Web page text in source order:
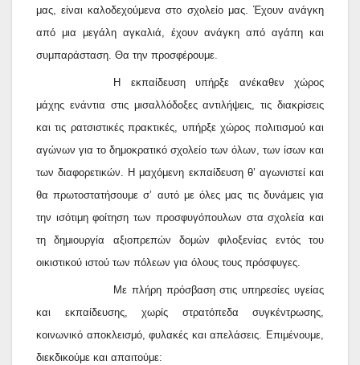
μας, είναι καλοδεχούμενα στο σχολείο μας. Έχουν ανάγκη
από μια μεγάλη αγκαλιά, έχουν ανάγκη από αγάπη και
συμπαράσταση. Θα την προσφέρουμε.
Η εκπαίδευση υπήρξε ανέκαθεν χώρος
μάχης ενάντια στις μισαλλόδοξες αντιλήψεις, τις διακρίσεις
και τις ρατσιστικές πρακτικές, υπήρξε χώρος πολιτισμού και
αγώνων για το δημοκρατικό σχολείο των όλων, των ίσων και
των διαφορετικών. Η μαχόμενη εκπαίδευση θ’ αγωνιστεί και
θα πρωτοστατήσουμε σ’ αυτό με όλες μας τις δυνάμεις για
την ισότιμη φοίτηση των προσφυγόπουλων στα σχολεία και
τη δημιουργία αξιοπρεπών δομών φιλοξενίας εντός του
οικιστικού ιστού των πόλεων για όλους τους πρόσφυγες.
Με πλήρη πρόσβαση στις υπηρεσίες υγείας
και εκπαίδευσης, χωρίς στρατόπεδα συγκέντρωσης,
κοινωνικό αποκλεισμό, φυλακές και απελάσεις. Επιμένουμε,
διεκδικούμε και απαιτούμε: